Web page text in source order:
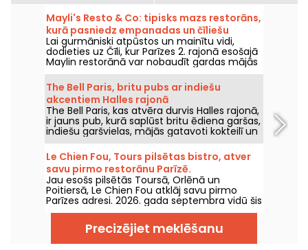
Mayli's Resto & Co: tipisks mazs restorāns,
kurā pasniedz empanadas un čīliešu
ēdienus.
Lai gurmāniski atpūstos un mainītu vidi,
dodieties uz Čīli, kur Parīzes 2. rajonā esošajā
Maylin restorānā var nobaudīt gardas mājās
gatavotas empanadas un Latīņamerikas
ēdienus.
The Bell Paris, britu pubs ar indiešu
akcentiem Halles rajonā
The Bell Paris, kas atvēra durvis Halles rajonā,
ir jauns pub, kurā saplūst britu ēdiena garšas,
indiešu garšvielas, mājās gatavoti kokteilī un
amatnieku alus, visu veido Džims Hāmiltons.
Le Chien Fou, Tours pilsētas bistro, atver
savu pirmo restorānu Parīzē.
Jau esošs pilsētās Toursā, Orlēnā un
Poitiersā, Le Chien Fou atklāj savu pirmo
Parīzes adresi. 2026. gada septembra vidū šis
bistro, kas ir slavens ar mājās gatavoto
virtuvi, dalāmajiem ēdieniem un vīnu
pagrabu, atvērs durvis Feydeau ielā Parīzes 2.
rajonā.
Precizējiet meklēšanu